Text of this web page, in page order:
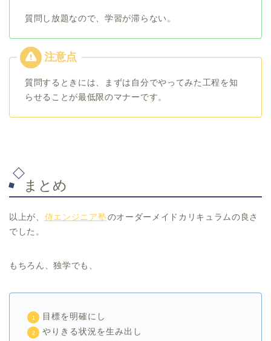
質問し放題なので、学習が滞らない。
質問するときには、まずは自分でやってみた工程を知
らせることが最低限のマナーです。
まとめ
以上が、 侍エンジニア塾のオーダーメイドカリキュラムの良さ
でした。
もちろん、独学でも、
目標を明確にし
やりきる状況を生み出し